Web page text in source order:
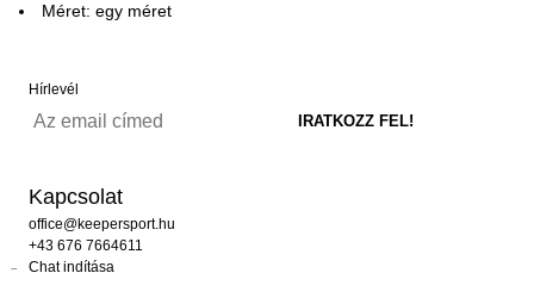
Méret: egy méret
Hírlevél
Kapcsolat
office@keepersport.hu
+43 676 7664611
Chat indítása